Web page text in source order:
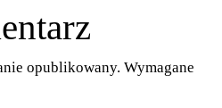
opublikowany. Wymagane